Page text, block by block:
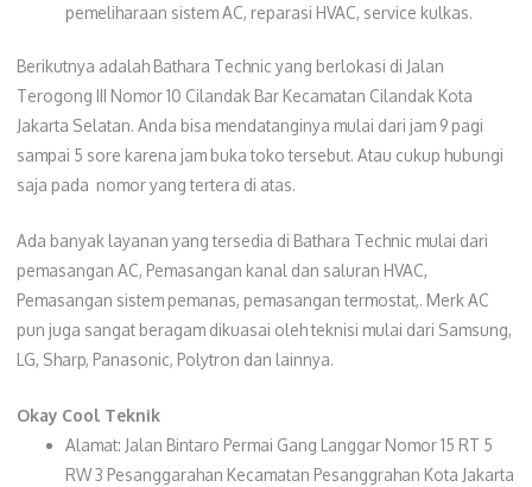
pemeliharaan sistem AC, reparasi HVAC, service kulkas.
Berikutnya adalah Bathara Technic yang berlokasi di Jalan
Terogong III Nomor 10 Cilandak Bar Kecamatan Cilandak Kota
Jakarta Selatan. Anda bisa mendatanginya mulai dari jam 9 pagi
sampai 5 sore karena jam buka toko tersebut. Atau cukup hubungi
saja pada nomor yang tertera di atas.
Ada banyak layanan yang tersedia di Bathara Technic mulai dari
pemasangan AC, Pemasangan kanal dan saluran HVAC,
Pemasangan sistem pemanas, pemasangan termostat,. Merk AC
pun juga sangat beragam dikuasai oleh teknisi mulai dari Samsung,
LG, Sharp, Panasonic, Polytron dan lainnya.
Okay Cool Teknik
Alamat: Jalan Bintaro Permai Gang Langgar Nomor 15 RT 5
RW 3 Pesanggarahan Kecamatan Pesanggrahan Kota Jakarta